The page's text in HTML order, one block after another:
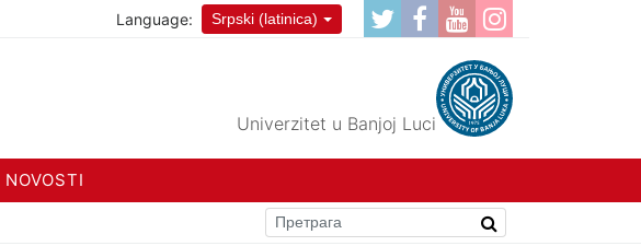
Language: Srpski (latinica)
Univerzitet u Banjoj Luci
NOVOSTI